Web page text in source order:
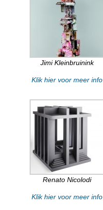
Jimi Kleinbruinink
Klik hier voor meer info
Renato Nicolodi
Klik hier voor meer info